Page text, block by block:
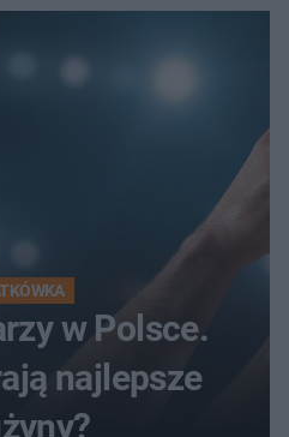
w Polsce.
najlepsze